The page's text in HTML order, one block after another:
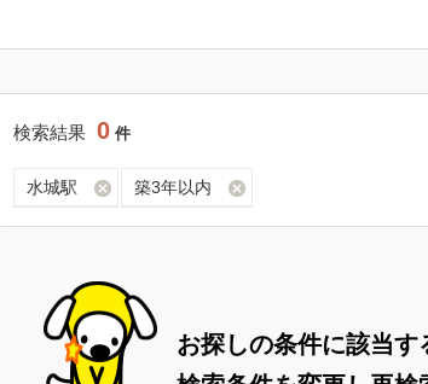
検索結果 0 件
水城駅 築3年以内
お探しの条件に該当す